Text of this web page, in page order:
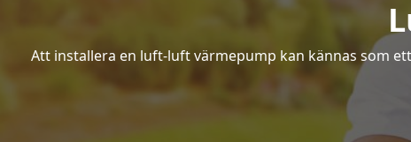
Att installera en luft-luft värmepump kan kännas som